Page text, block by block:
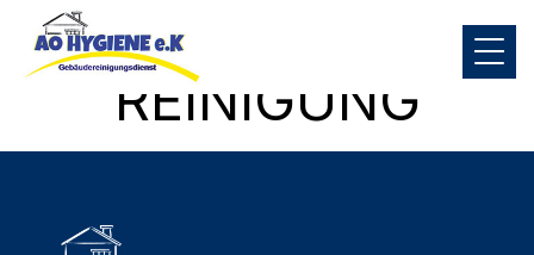
TAG: STUTTGART
REINIGUNG